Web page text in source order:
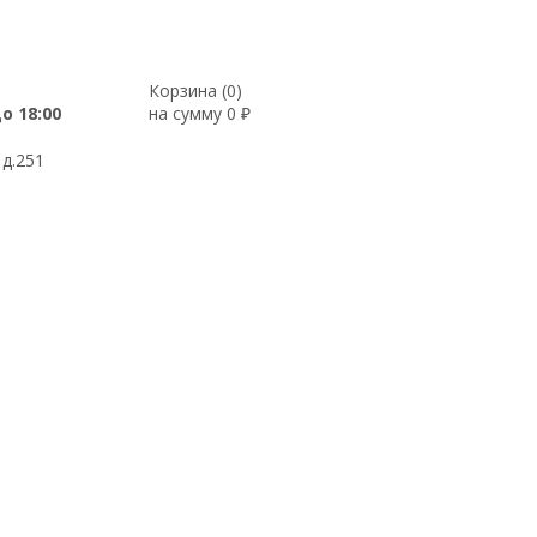
18:00
Корзина (0)
на сумму 0 ₽